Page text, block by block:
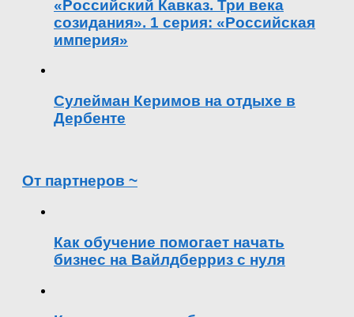
«Российский Кавказ. Три века
созидания». 1 серия: «Российская
империя»
Сулейман Керимов на отдыхе в
Дербенте
От партнеров ~
Как обучение помогает начать
бизнес на Вайлдберриз с нуля